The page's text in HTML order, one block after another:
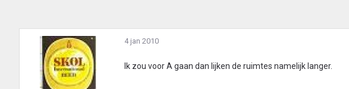
4 jan 2010
Ik zou voor A gaan dan lijken de ruimtes namelijk langer.